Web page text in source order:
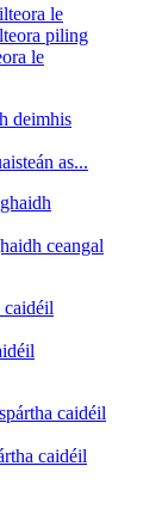
le
as...
ceangal
caidéil